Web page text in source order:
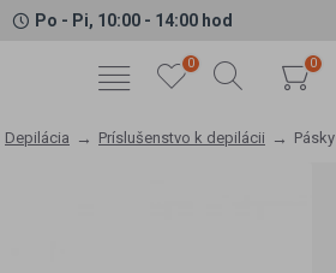
Po - Pi, 10:00 - 14:00 hod
0 0
Depilácia Príslušenstvo k depilácii